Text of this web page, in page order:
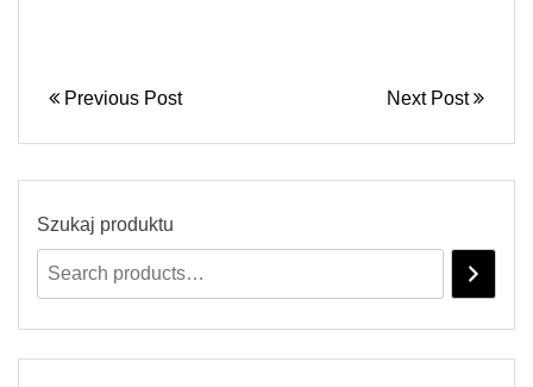
Previous Post Next Post
Szukaj produktu